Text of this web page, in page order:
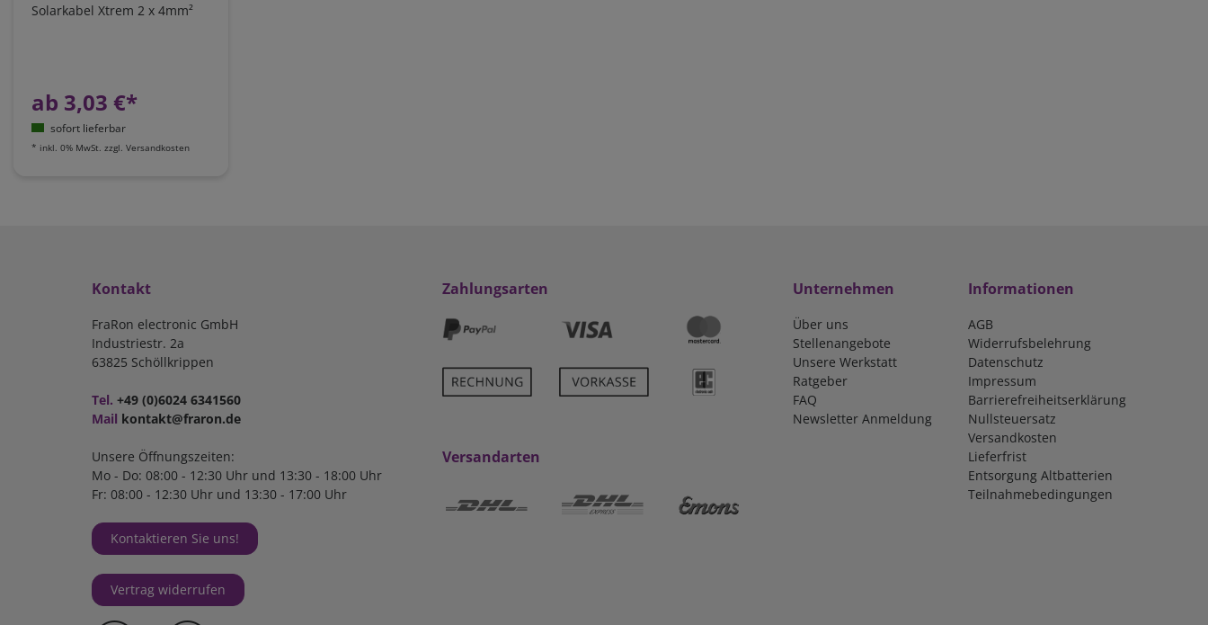
Solarkabel Xtrem 2 x 4mm²
ab 3,03 €*
sofort lieferbar
* inkl. 0% MwSt. zzgl. Versandkosten
Kontakt
FraRon electronic GmbH
Industriestr. 2a
63825 Schöllkrippen
Tel. +49 (0)6024 6341560
Mail kontakt@fraron.de
Unsere Öffnungszeiten:
Mo - Do: 08:00 - 12:30 Uhr und 13:30 - 18:00 Uhr
Fr: 08:00 - 12:30 Uhr und 13:30 - 17:00 Uhr
Kontaktieren Sie uns!
Vertrag widerrufen
Zahlungsarten
Versandarten
Unternehmen
Über uns
Stellenangebote
Unsere Werkstatt
Ratgeber
FAQ
Newsletter Anmeldung
Informationen
AGB
Widerrufsbelehrung
Datenschutz
Impressum
Barrierefreiheitserklärung
Nullsteuersatz
Versandkosten
Lieferfrist
Entsorgung Altbatterien
Teilnahmebedingungen